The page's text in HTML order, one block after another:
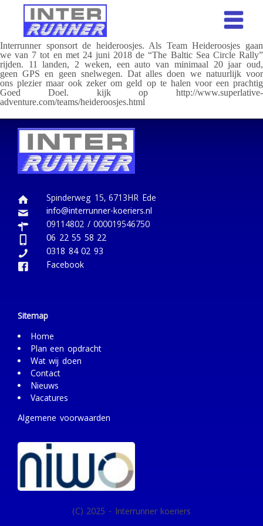
Interrunner sponsort de heideroosjes. Als Team Heideroosjes gaan
we van 7 tot en met 24 juni 2018 de “The Baltic Sea Circle Rally”
rijden. 11 landen, 2 weken, een auto van minimaal 20 jaar oud,
geen GPS en geen snelwegen. Dat alles doen we natuurlijk voor
ons plezier maar ook zeker om geld op te halen voor een prachtig
Goed Doel. kijk op http://www.superlative-
adventure.com/teams/heideroosjes.html
Spinderweg 15, 6713HR Ede
info@interrunner-koeriers.nl
09114802 / 000019546750
06 22 55 58 22
0318 84 02 93
Facebook
Sitemap
Home
Plan een opdracht
Wat wij doen
Contact
Nieuws
Vacatures
Algemene voorwaarden
(C) 2025 - Interrunner koeriers